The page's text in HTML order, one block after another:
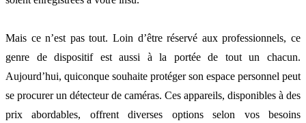
Mais ce n’est pas tout. Loin d’être réservé aux professionnels, ce
genre de dispositif est aussi à la portée de tout un chacun.
Aujourd’hui, quiconque souhaite protéger son espace personnel peut
se procurer un détecteur de caméras. Ces appareils, disponibles à des
prix abordables, offrent diverses options selon vos besoins